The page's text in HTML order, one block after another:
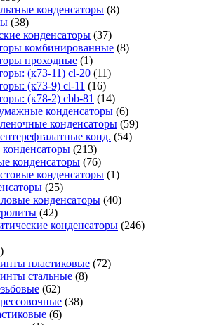
конденсаторы (8)
(38)
конденсаторы (37)
комбинированные (8)
проходные (1)
(к73-11) cl-20 (11)
(к73-9) cl-11 (16)
(к78-2) cbb-81 (14)
конденсаторы (6)
конденсаторы (59)
конд. (54)
(213)
конденсаторы (76)
конденсаторы (1)
(25)
конденсаторы (40)
(42)
конденсаторы (246)
пластиковые (72)
стальные (8)
(62)
(38)
(6)